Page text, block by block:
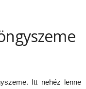
Itt nehéz lenne